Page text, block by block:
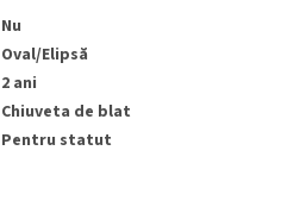
Nu
Oval/Elipsă
2 ani
Chiuveta de blat
Pentru statut